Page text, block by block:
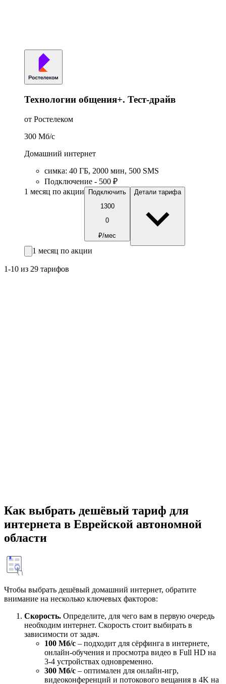
Технологии общения+. Тест-драйв
от Ростелеком
300 Мб/c
Домашний интернет
симка: 40 ГБ, 2000 мин, 500 SMS
Подключение - 500 ₽
1 месяц по акции
Подключить
1300
0
₽/мес
Детали тарифа
1 месяц по акции
1-10 из 29 тарифов
Как выбрать дешёвый тариф для
интернета в Еврейской автономной
области
Чтобы выбрать дешёвый домашний интернет, обратите
внимание на несколько ключевых факторов:
Скорость. Определите, для чего вам в первую очередь
необходим интернет. Скорость стоит выбирать в
зависимости от задач.
100 Мб/с – подходит для сёрфинга в интернете,
онлайн-обучения и просмотра видео в Full HD на
3-4 устройствах одновременно.
300 Мб/с – оптимален для онлайн-игр,
видеоконференций и потокового вещания в 4K на